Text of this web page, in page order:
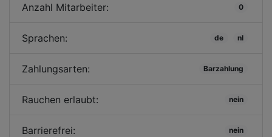
Anzahl Mitarbeiter: 0
Sprachen: de nl
Zahlungsarten: Barzahlung
Rauchen erlaubt: nein
Barrierefrei: nein